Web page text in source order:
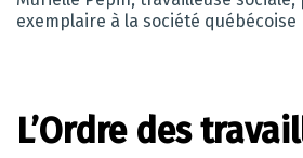
exemplaire à la société québécoise
L’Ordre des